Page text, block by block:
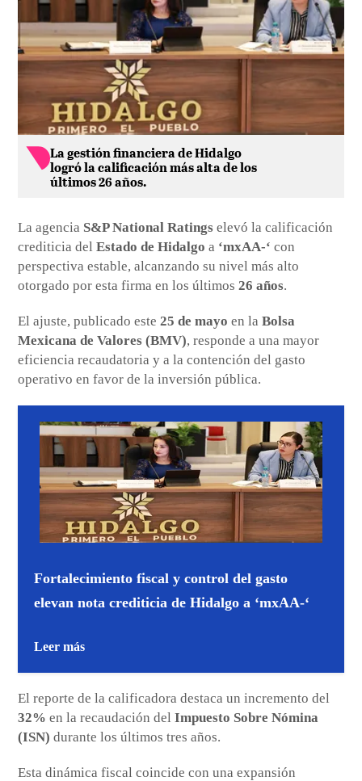
La gestión financiera de Hidalgo
logró la calificación más alta de los
últimos 26 años.
La agencia S&P National Ratings elevó la calificación
crediticia delEstado de Hidalgo a ‘mxAA-‘ con
perspectiva estable, alcanzando su nivel más alto
otorgado por esta firma en los últimos26 años.
El ajuste, publicado este25 de mayo en laBolsa
Mexicana de Valores (BMV), responde a una mayor
eficiencia recaudatoria y a la contención del gasto
operativo en favor de la inversión pública.
Fortalecimiento fiscal y control del gasto
elevan nota crediticia de Hidalgo a ‘mxAA-‘
Leer más
El reporte de la calificadora destaca un incremento del
32% en la recaudación delImpuesto Sobre Nómina
(ISN) durante los últimos tres años.
Esta dinámica fiscal coincide con una expansión